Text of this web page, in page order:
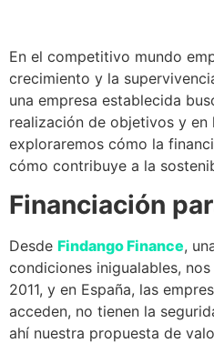
En el competitivo mundo
crecimiento y la
una empresa establecida
realización de objetivos y en
exploraremos cómo la
cómo contribuye a la
Financiación
Desde Findango Finance,
condiciones inigualables,
2011, y en España, las
acceden, no tienen la
ahí nuestra propuesta de